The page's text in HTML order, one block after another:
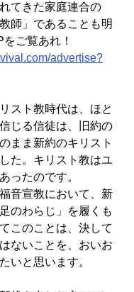
てきた家庭連合の
師」であることも明
ご覧あれ！
advertise?
スト教時代は、ほと
じる信徒は、旧約の
まま新約のキリスト
た。キリスト教はユ
ったのです。
音宣教において、新
のわらじ」を履くも
このことは、決して
ないことを、おいお
いと思います。